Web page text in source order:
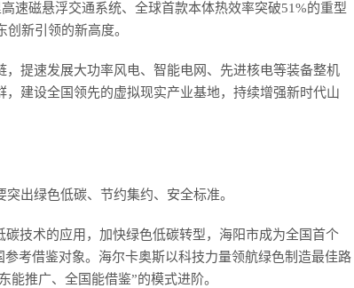
速磁悬浮交通系统、全球首款本体热效率突破51%的重型
新引领的新高度。
提速发展大功率风电、智能电网、先进核电等装备整机
建设全国领先的虚拟现实产业基地，持续增强新时代山
出绿色低碳、节约集约、安全标准。
技术的应用，加快绿色低碳转型，海阳市成为全国首个
考借鉴对象。海尔卡奥斯以科技力量领航绿色制造最佳路
能推广、全国能借鉴”的模式进阶。